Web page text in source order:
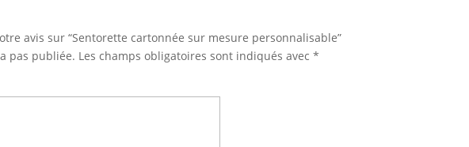
avis sur “Sentorette cartonnée sur mesure personnalisable”
pas publiée. Les champs obligatoires sont indiqués avec*